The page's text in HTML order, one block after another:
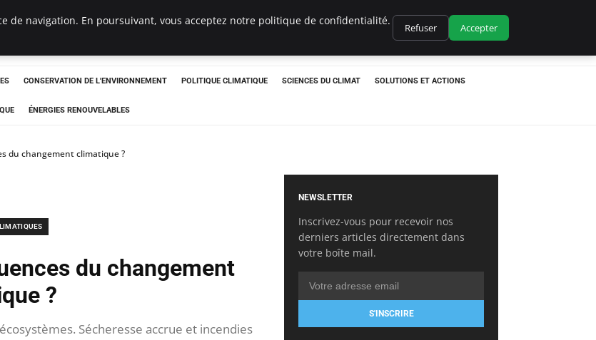
CONSERVATION DE L'ENVIRONNEMENT POLITIQUE CLIMATIQUE SCIENCES DU CLIMAT SOLUTIONS ET ACTIONS
ÉNERGIES RENOUVELABLES
du changement climatique ?
du changement
?
Sécheresse accrue et incendies
NEWSLETTER
Inscrivez-vous pour recevoir nos
derniers articles directement dans
votre boîte mail.
S'INSCRIRE
de navigation. En poursuivant, vous acceptez notre politique de confidentialité.
Refuser Accepter